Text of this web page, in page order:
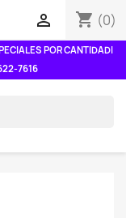
shopping_cart (0)

POR CANTIDAD|
7616